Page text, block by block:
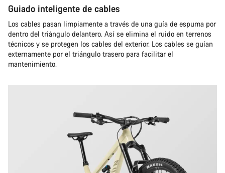
Guiado inteligente de cables
Los cables pasan limpiamente a través de una guía de espuma por
dentro del triángulo delantero. Así se elimina el ruido en terrenos
técnicos y se protegen los cables del exterior. Los cables se guían
externamente por el triángulo trasero para facilitar el
mantenimiento.